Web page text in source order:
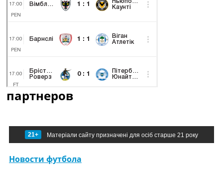
партнеров
21+ Матеріали сайту призначені для осіб старше 21 року
Новости футбола